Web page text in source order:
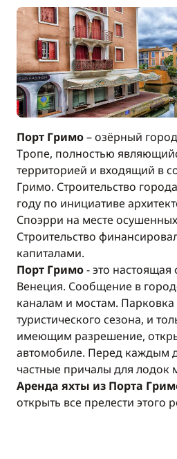
Порт Гримо– озёрный
Тропе, полностью
территорией и входящий в
Гримо. Строительство
году по инициативе
Споэрри на месте
Строительство
капиталами.
Порт Гримо- это настоящая
Венеция. Сообщение в
каналам и мостам.
туристического сезона, и
имеющим разрешение,
автомобиле. Перед каждым
частные причалы для лодок
Аренда яхты из Порта
открыть все прелести этого